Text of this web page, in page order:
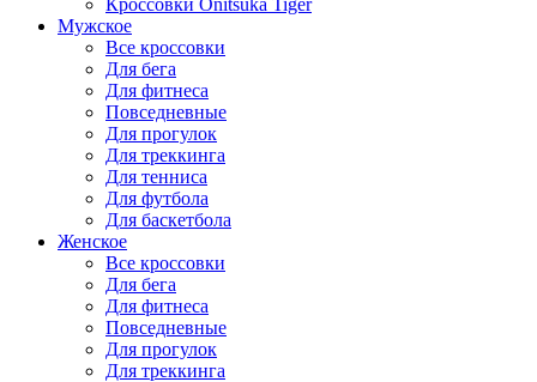
Мужское
Все кроссовки
Для бега
Для фитнеса
Повседневные
Для прогулок
Для треккинга
Для тенниса
Для футбола
Для баскетбола
Женское
Все кроссовки
Для бега
Для фитнеса
Повседневные
Для прогулок
Для треккинга